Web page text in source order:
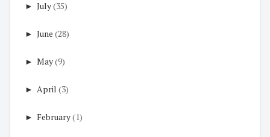
► July(35)
► June (28)
► May(9)
► April (3)
► February(1)